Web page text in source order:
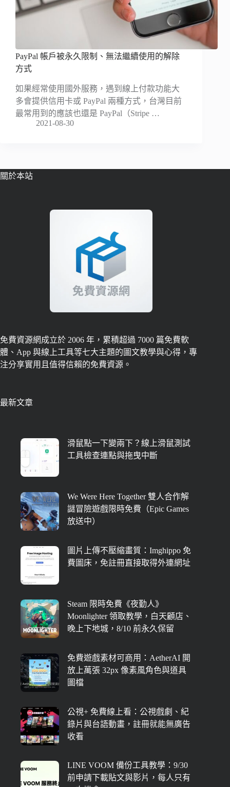
PayPal 帳戶被永久限制、無法繼續使用的解除
方式
如果經常使用國外服務，遇到線上付款功能大
多會提供信用卡或 PayPal 兩種方式，台灣目前
最常用到的應該也還是 PayPal（Stripe …
2021-08-30
關於本站
免費資源網成立於 2006 年，累積超過 7000 篇免費軟
體、App 與線上工具等七大主題的圖文教學與心得，專
注分享實用且值得信賴的免費資源。
最新文章
滑鼠點一下變兩下？線上滑鼠測試
工具檢查連點與拖曳中斷
We Were Here Together 雙人合作解
謎冒險遊戲限時免費（Epic Games
放送中）
圖片上傳不壓縮畫質：Imghippo 免
費圖床，免註冊直接取得外連網址
Steam 限時免費《夜勤人》
Moonlighter 領取教學，白天顧店、
晚上下地城，8/10 前永久保留
免費遊戲素材可商用：AetherAI 開
放上萬張 32px 像素風角色與道具
圖檔
公視+ 免費線上看：公視戲劇、紀
錄片與台語動畫，註冊就能無廣告
收看
LINE VOOM 備份工具教學：9/30
前申請下載貼文與影片，每人只有